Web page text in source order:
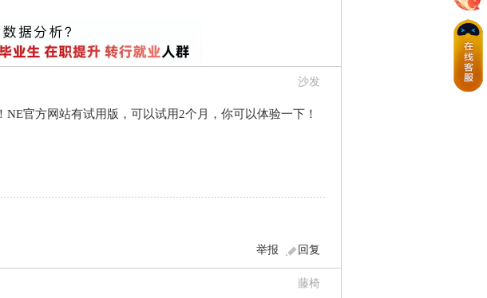
沙发
官方网站有试用版，可以试用2个月，你可以体验一下！
回复
举报
藤椅